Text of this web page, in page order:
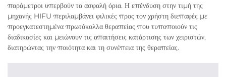
παράμετροι υπερβούν τα ασφαλή όρια. Η επένδυση στην τιμή της
μηχανής HIFU περιλαμβάνει φιλικές προς τον χρήστη διεπαφές με
προεγκατεστημένα πρωτόκολλα θεραπείας που τυποποιούν τις
διαδικασίες και μειώνουν τις απαιτήσεις κατάρτισης των χειριστών,
διατηρώντας την ποιότητα και τη συνέπεια της θεραπείας.